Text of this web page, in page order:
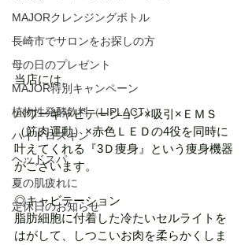
MAJORクレンジングボトル
長崎市でサロンをお探しの方
母の日のプレゼント
MAJOR特別キャンペーン
植物性発酵飲料（LIPLACT）
ハイドロスキン
ヘッドスパ
夏の肌疲れに
定休日のお知らせ
当店には、
パワーキャビテーション×吸引×ＥＭＳ
（筋肉運動）×赤色ＬＥＤの4役を同時に
叶えてくれる『3Ｄ痩身』という痩身機器
がございます。
◎キャビテーション
脂肪細胞に付着した冷たいセルライトを
はがして、しつこいお肉を柔らかくしま